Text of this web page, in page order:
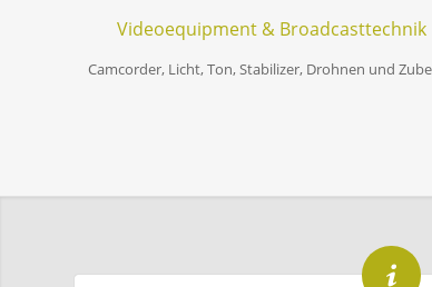
Videoequipment & Broadcasttechnik
Camcorder, Licht, Ton, Stabilizer, Drohnen und